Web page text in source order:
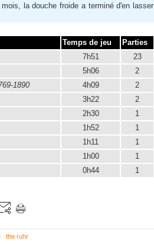
la douche froide a terminé d'en lasser
Temps de jeu
Parties
7h51
23
5h06
2
1890 4h09
2
3h22
2
2h30
1
1h52
1
1h11
1
1h00
1
0h44 1
the ruhr